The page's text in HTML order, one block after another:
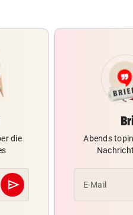
die
send
Abschicken
Abends
E-Mail